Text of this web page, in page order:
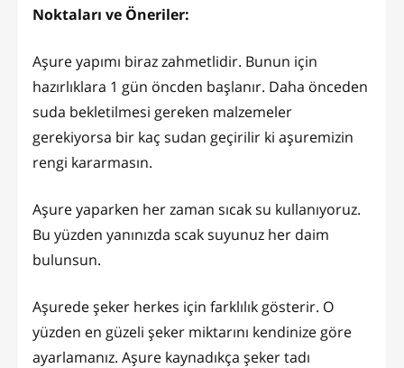
Noktaları ve Öneriler:
Aşure yapımı biraz zahmetlidir. Bunun için
hazırlıklara 1 gün öncden başlanır. Daha önceden
suda bekletilmesi gereken malzemeler
gerekiyorsa bir kaç sudan geçirilir ki aşuremizin
rengi kararmasın.
Aşure yaparken her zaman sıcak su kullanıyoruz.
Bu yüzden yanınızda scak suyunuz her daim
bulunsun.
Aşurede şeker herkes için farklılık gösterir. O
yüzden en güzeli şeker miktarını kendinize göre
ayarlamanız. Aşure kaynadıkça şeker tadı